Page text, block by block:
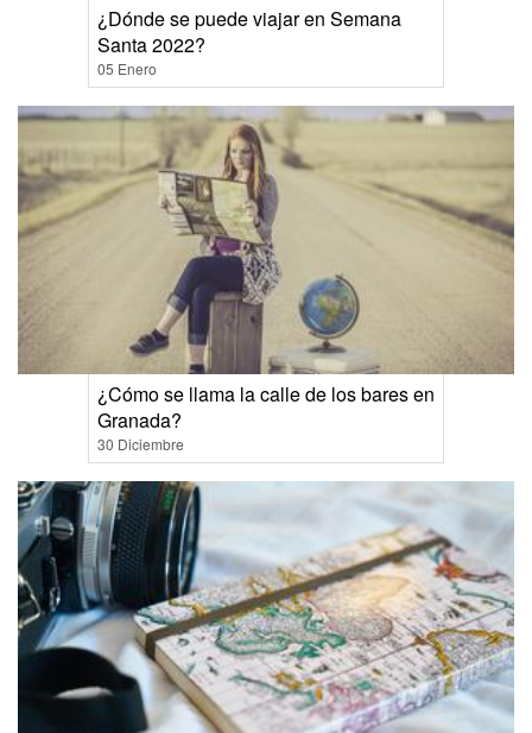
¿Dónde se puede viajar en Semana
Santa 2022?
05 Enero
¿Cómo se llama la calle de los bares en
Granada?
30 Diciembre